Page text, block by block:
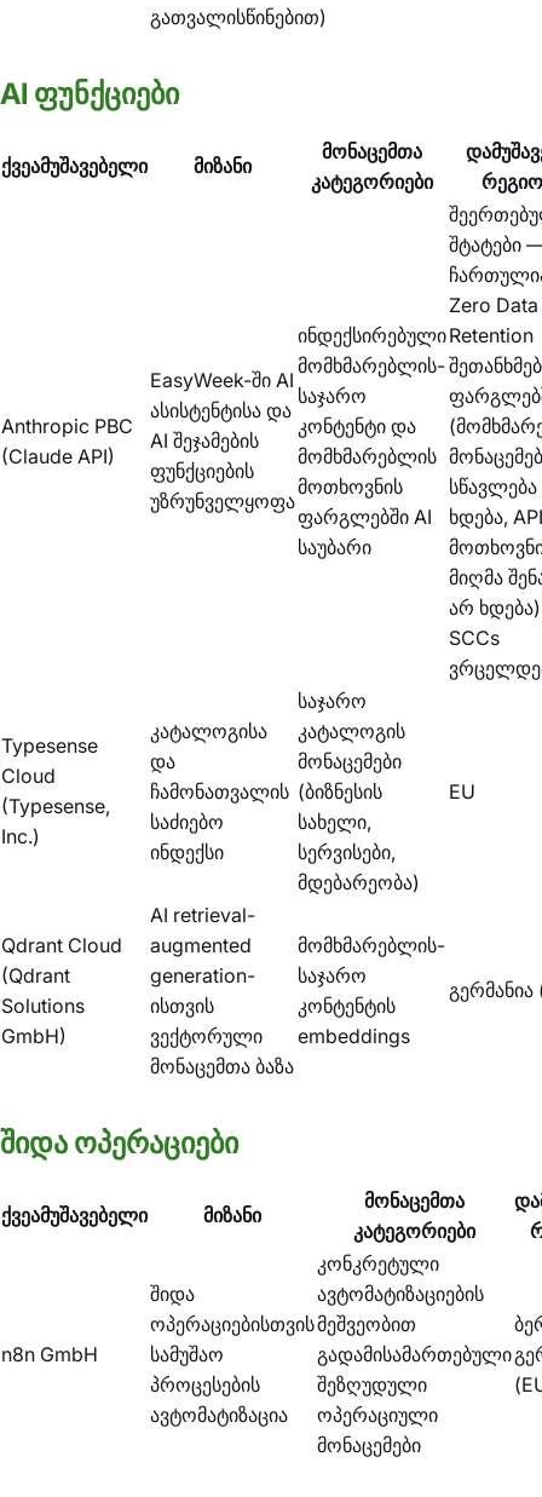
გათვალისწინებით)
AI ფუნქციები
ქვეამუშავებელი მიზანი
მონაცემთა
კატეგორიები
Anthropic PBC
(Claude API)
EasyWeek-ში AI
ასისტენტისა და
AI შეჯამების
ფუნქციების
უზრუნველყოფა
ინდექსირებული
მომხმარებლის-
საჯარო
კონტენტი და
მომხმარებლის
მოთხოვნის
ფარგლებში AI
საუბარი
შტატები
Zero Data
Retention
ხდება, API
მიღმა
არ
SCCs
Typesense
Cloud
(Typesense,
Inc.)
კატალოგისა
და
ჩამონათვალის
საძიებო
ინდექსი
საჯარო
კატალოგის
მონაცემები
(ბიზნესის
სახელი,
სერვისები,
მდებარეობა)
EU
Qdrant Cloud
(Qdrant
Solutions
GmbH)
AI retrieval-
augmented
generation-
ისთვის
ვექტორული
მონაცემთა ბაზა
მომხმარებლის-
საჯარო
კონტენტის
embeddings
გერმანია
შიდა ოპერაციები
ქვეამუშავებელი მიზანი
მონაცემთა
კატეგორიები
n8n GmbH
შიდა
ოპერაციებისთვის
სამუშაო
პროცესების
ავტომატიზაცია
კონკრეტული
ავტომატიზაციების
მეშვეობით
გადამისამართებული
შეზღუდული
ოპერაციული
მონაცემები